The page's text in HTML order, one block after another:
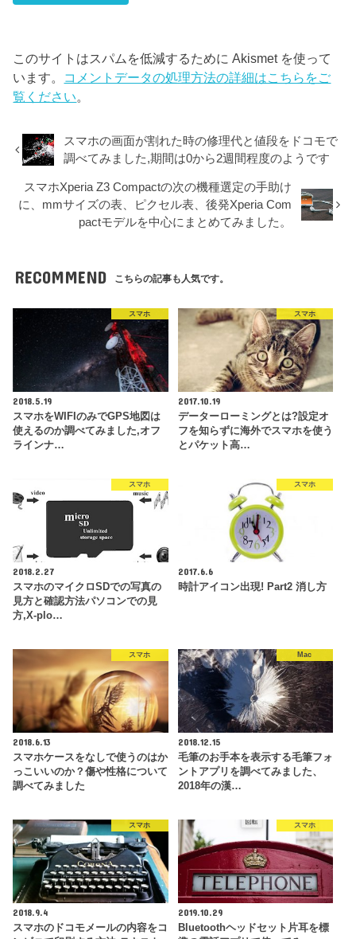
このサイトはスパムを低減するために Akismet を使って
います。 コメントデータの処理方法の詳細はこちらをご
覧ください。
スマホの画面が割れた時の修理代と値段をドコモで
調べてみました,期間は0から2週間程度のようです
スマホXperia Z3 Compactの次の機種選定の手助け
に、mmサイズの表、ピクセル表、後発Xperia Com
pactモデルを中心にまとめてみました。
RECOMMEND こちらの記事も人気です。
スマホ
2018.5.19
スマホをWIFIのみでGPS地図は
使えるのか調べてみました,オフ
ラインナ…
スマホ
2017.10.19
データーローミングとは?設定オ
フを知らずに海外でスマホを使う
とパケット高…
スマホ
2018.2.27
スマホのマイクロSDでの写真の
見方と確認方法パソコンでの見
方,X-plo…
スマホ
2017.6.6
時計アイコン出現! Part2 消し方
スマホ
2018.6.13
スマホケースをなしで使うのはか
っこいいのか？傷や性格について
調べてみました
Mac
2018.12.15
毛筆のお手本を表示する毛筆フォ
ントアプリを調べてみました、
2018年の漢…
スマホ
2018.9.4
スマホのドコモメールの内容をコ
スマホ
2019.10.29
Bluetoothヘッドセット片耳を標